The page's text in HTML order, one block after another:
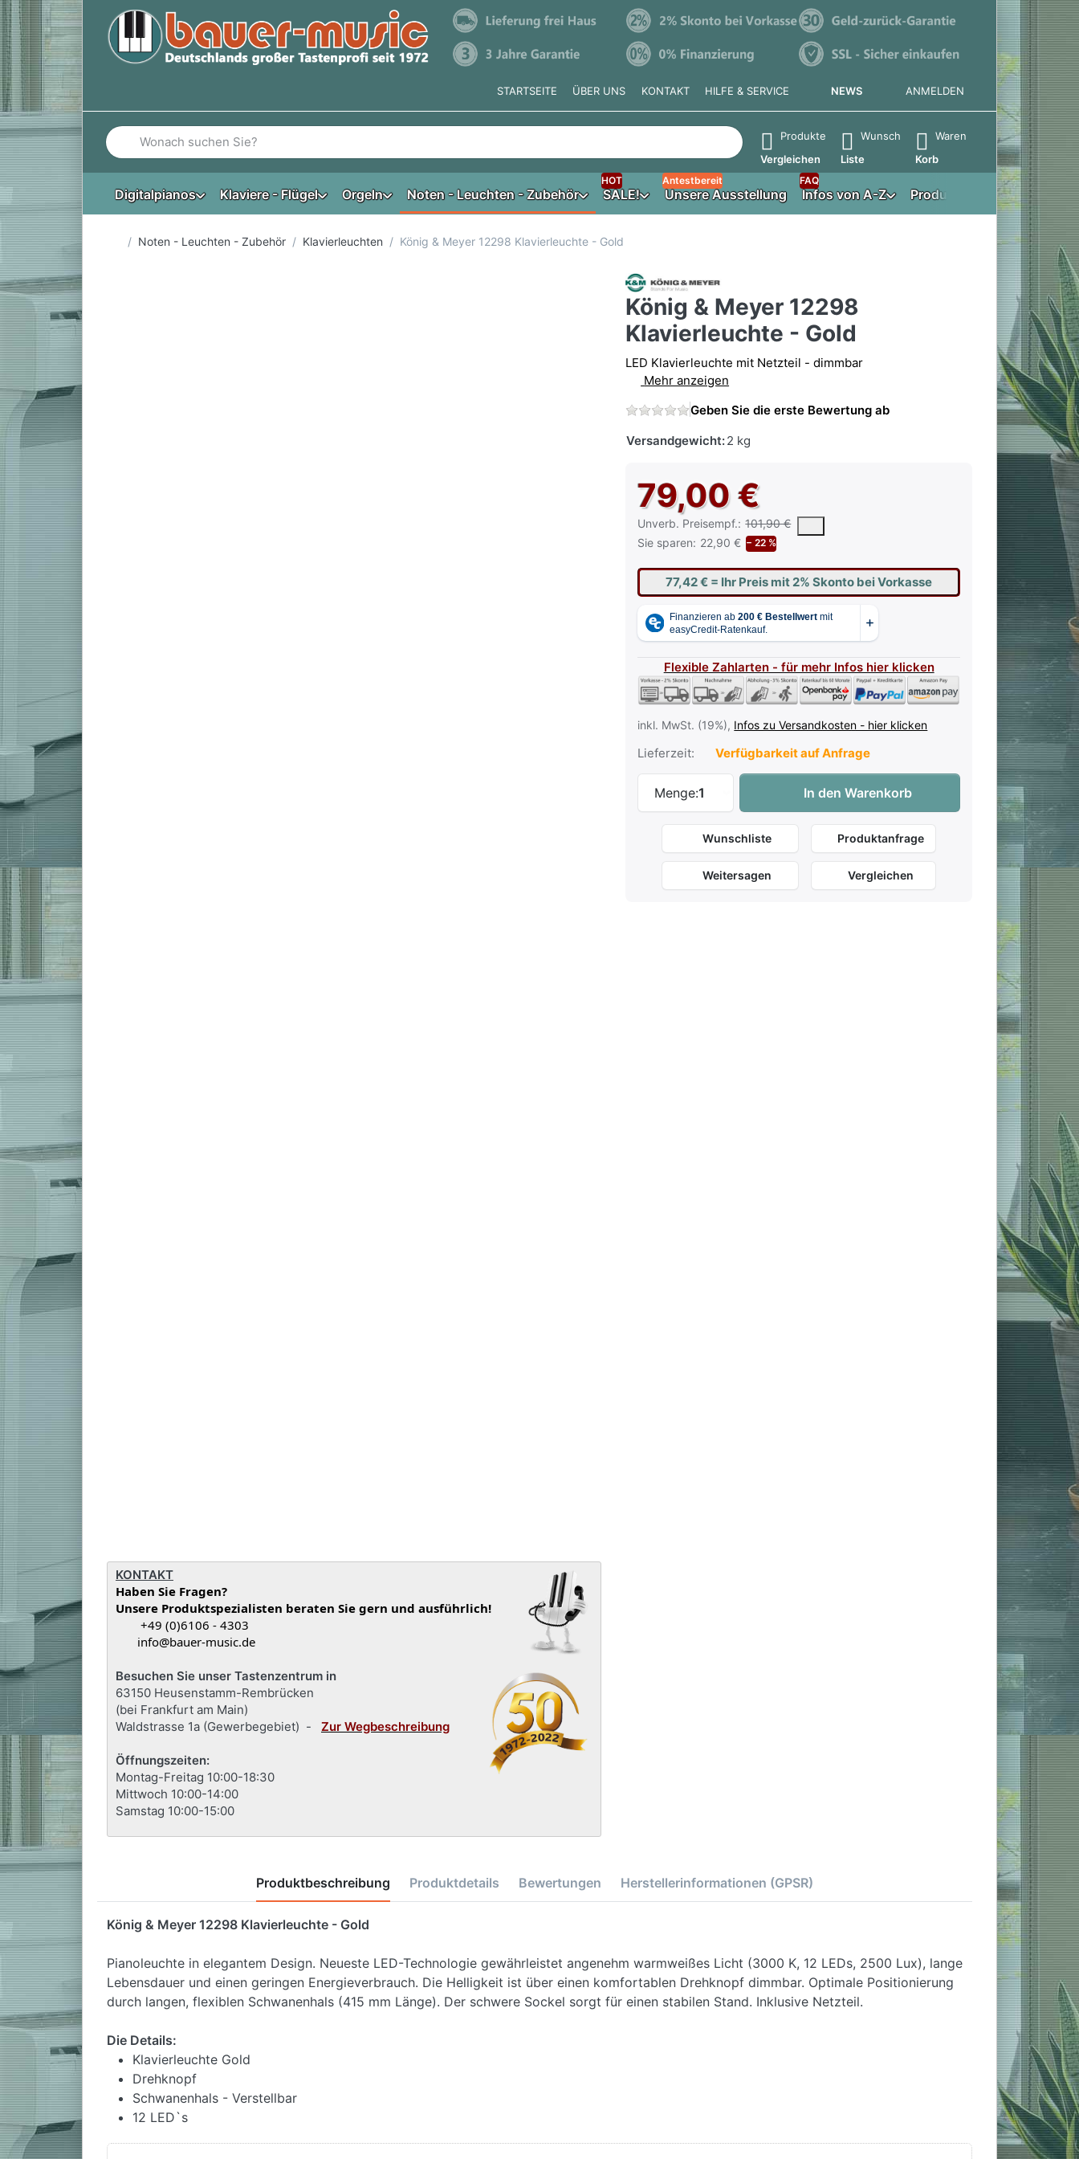
STARTSEITE ÜBER UNS KONTAKT HILFE & SERVICE NEWS ANMELDEN
Geben Sie einen Suchbegriff ein. Während Sie tippen, erscheinen automatisch erste Ergebnisse. Drücken Sie die Eingabetaste, um alle Ergebnisse aufzurufen.
Produkte
Vergleichen
Wunsch
Liste
Waren
Korb
Digitalpianos Klaviere - Flügel Orgeln Noten - Leuchten - Zubehör SALE!
HOT
Unsere Ausstellung
Antestbereit
Infos von A-Z
FAQ
Produktberater
Startseite
Noten - Leuchten - Zubehör Klavierleuchten König & Meyer 12298 Klavierleuchte - Gold
KONTAKT
Haben Sie Fragen?
Unsere Produktspezialisten beraten Sie gern und ausführlich!
+49 (0)6106 - 4303
info@bauer-music.de
Besuchen Sie unser Tastenzentrum in
63150 Heusenstamm-Rembrücken
(bei Frankfurt am Main)
Waldstrasse 1a (Gewerbegebiet) - Zur Wegbeschreibung
Öffnungszeiten:
Montag-Freitag 10:00-18:30
Mittwoch 10:00-14:00
Samstag 10:00-15:00
König & Meyer 12298
Klavierleuchte - Gold
LED Klavierleuchte mit Netzteil - dimmbar
Mehr anzeigen
Geben Sie die erste Bewertung ab
Versandgewicht:2 kg
79,00 €
Unverb. Preisempf.: 101,90 €
Die UVP ist der vorgeschlagene oder empfohlene Verkaufspreis eines Produkts,
Sie sparen: 22,90 € − 22 %
77,42 € = Ihr Preis mit 2% Skonto bei Vorkasse
Flexible Zahlarten - für mehr Infos hier klicken
inkl. MwSt. (19%), Infos zu Versandkosten - hier klicken
Lieferzeit: Verfügbarkeit auf Anfrage
Menge:1
König & Meyer 12298 Klavierleuchte - Gold zu 79,00 €,
In den Warenkorb
Wunschliste Produktanfrage
Weitersagen Vergleichen
Produktbeschreibung Produktdetails Bewertungen Herstellerinformationen (GPSR)
König & Meyer 12298 Klavierleuchte - Gold
Pianoleuchte in elegantem Design. Neueste LED-Technologie gewährleistet angenehm warmweißes Licht (3000 K, 12 LEDs, 2500 Lux), lange
Lebensdauer und einen geringen Energieverbrauch. Die Helligkeit ist über einen komfortablen Drehknopf dimmbar. Optimale Positionierung
durch langen, flexiblen Schwanenhals (415 mm Länge). Der schwere Sockel sorgt für einen stabilen Stand. Inklusive Netzteil.
Die Details:
Klavierleuchte Gold
Drehknopf
Schwanenhals - Verstellbar
12 LED`s